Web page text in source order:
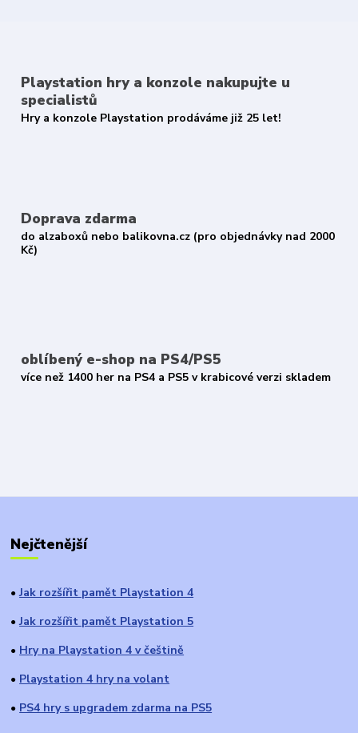
Playstation hry a konzole nakupujte u
specialistů
Hry a konzole Playstation prodáváme již 25 let!
Doprava zdarma
do alzaboxů nebo balikovna.cz (pro objednávky nad 2000
Kč)
oblíbený e-shop na PS4/PS5
více než 1400 her na PS4 a PS5 v krabicové verzi skladem
Nejčtenější
● Jak rozšířit pamět Playstation 4
● Jak rozšířit pamět Playstation 5
● Hry na Playstation 4 v češtině
● Playstation 4 hry na volant
● PS4 hry s upgradem zdarma na PS5